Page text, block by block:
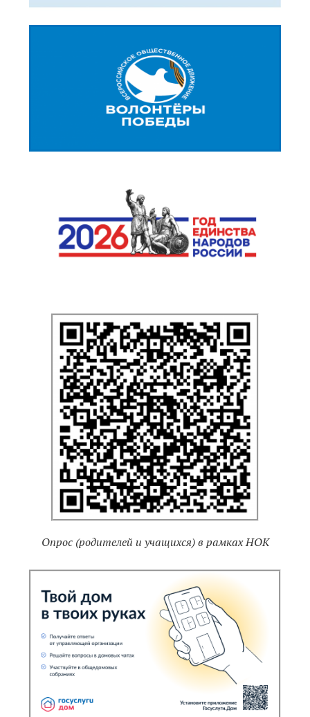
Опрос (родителей и учащихся) в рамках НОК